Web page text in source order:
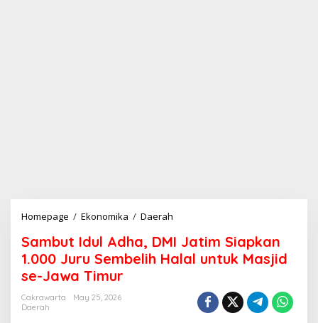
Homepage / Ekonomika / Daerah
m
b
u
Sambut Idul Adha, DMI Jatim Siapkan
1.000 Juru Sembelih Halal untuk Masjid
se-Jawa Timur
Cakrawarta
May 25, 2026
Daerah